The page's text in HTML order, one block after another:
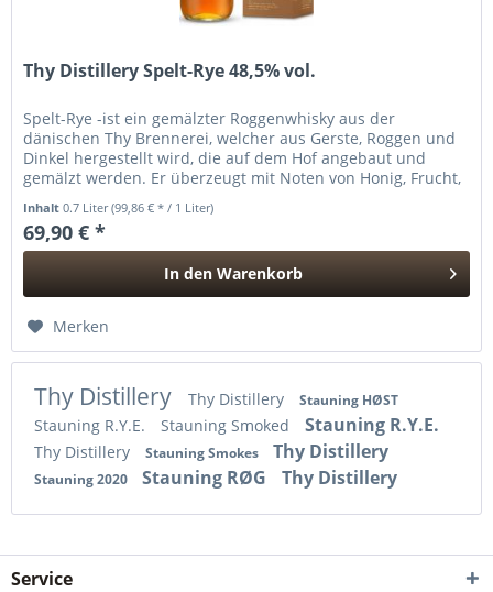
Thy Distillery Spelt-Rye 48,5% vol.
Spelt-Rye -ist ein gemälzter Roggenwhisky aus der
dänischen Thy Brennerei, welcher aus Gerste, Roggen und
Dinkel hergestellt wird, die auf dem Hof angebaut und
gemälzt werden. Er überzeugt mit Noten von Honig, Frucht,
Inhalt0.7 Liter(99,86 € * / 1 Liter)
69,90 € *
In den Warenkorb
Merken
Thy Distillery Thy Distillery Stauning HØST
Stauning R.Y.E. Stauning Smoked Stauning R.Y.E.
Thy Distillery Stauning Smokes Thy Distillery
Stauning 2020 Stauning RØG Thy Distillery
Service